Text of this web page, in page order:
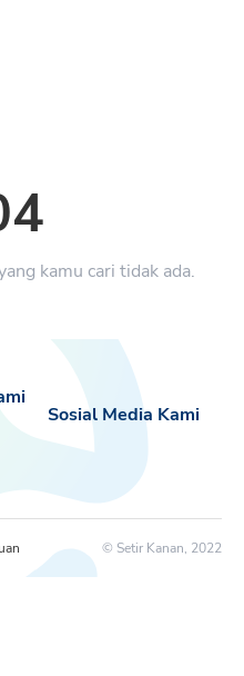
kamu cari tidak ada.
Sosial Media Kami
© Setir Kanan, 2022